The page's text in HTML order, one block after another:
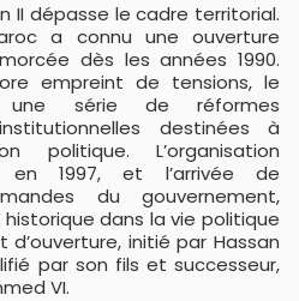
II dépasse le cadre territorial.
a connu une ouverture
dès les années 1990.
empreint de tensions, le
une série de réformes
destinées à
politique. L’organisation
en 1997, et l’arrivée de
du gouvernement,
dans la vie politique
initié par Hassan
par son fils et successeur,
VI.